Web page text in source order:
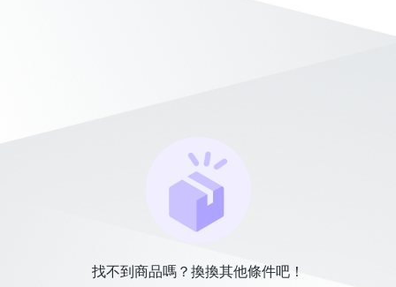
找不到商品嗎？換換其他條件吧！